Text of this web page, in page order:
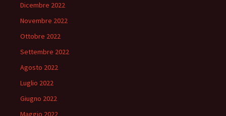
Dicembre 2022
Novembre 2022
Ottobre 2022
Settembre 2022
Agosto 2022
Luglio 2022
Giugno 2022
Maggio 2022